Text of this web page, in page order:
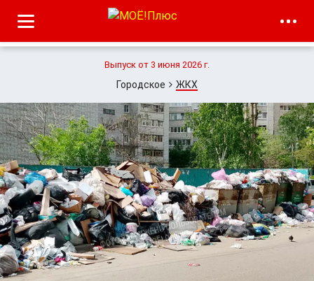
Выпуск от 3 июня 2026 г.
Городское ЖКХ